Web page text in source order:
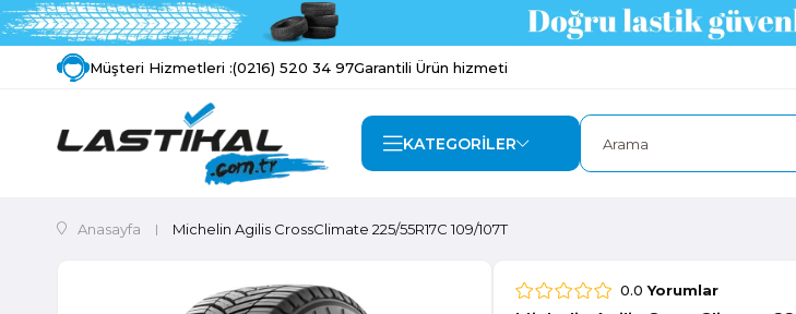
Müşteri Hizmetleri :(0216) 520 34 97Garantili Ürün hizmeti
KATEGORİLER
Anasayfa Michelin Agilis CrossClimate 225/55R17C 109/107T
0.0 Yorumlar